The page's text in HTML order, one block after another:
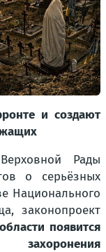
и создают
Рады
о серьёзных
Национального
законопроект
появится